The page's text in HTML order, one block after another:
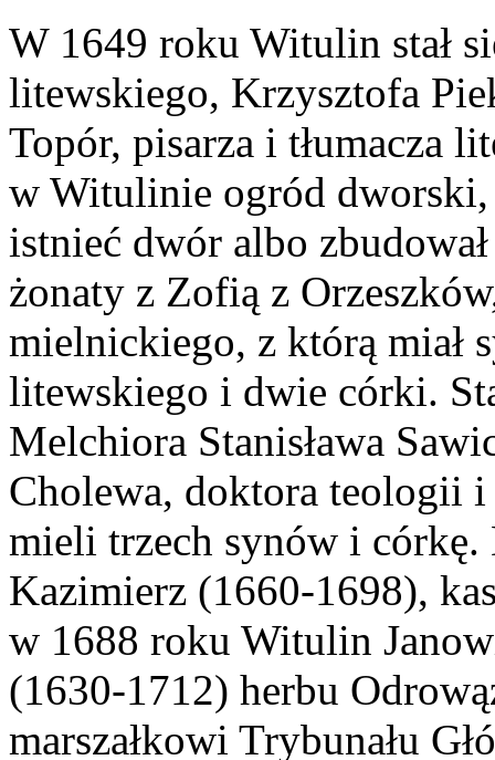
W 1649 roku Witulin stał
litewskiego, Krzysztofa
Topór, pisarza i tłumacza
w Witulinie ogród dworski,
istnieć dwór albo
żonaty z Zofią z
mielnickiego, z którą miał
litewskiego i dwie córki.
Melchiora Stanisława
Cholewa, doktora teologii
mieli trzech synów i
Kazimierz (1660-1698),
w 1688 roku Witulin
(1630-1712) herbu
marszałkowi Trybunału